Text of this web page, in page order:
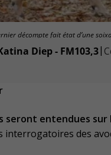
décompte fait état d’une
Diep - FM103,3|
seront entendues sur
interrogatoires des